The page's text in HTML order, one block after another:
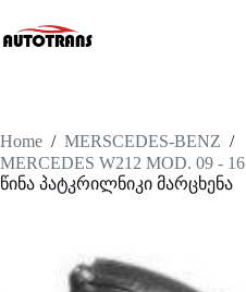
Home / MERSCEDES-BENZ /
MERCEDES W212 MOD. 09 - 16
წინა პატკრილნიკი მარცხენა